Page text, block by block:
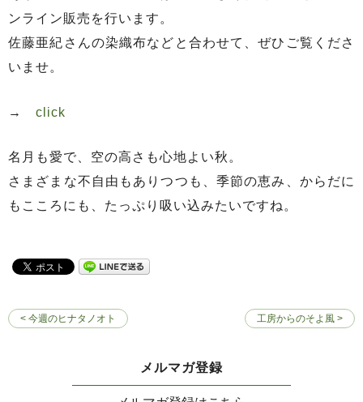
ンライン販売を行います。
佐藤亜紀さんの染織布などと合わせて、ぜひご覧くださ
いませ。
→ click
名月も愛で、空の高さも心地よい秋。
さまざまな不自由もありつつも、季節の恵み、からだに
もこころにも、たっぷり吸い込みたいですね。
< 今週のヒナタノオト 工房からのそよ風 >
メルマガ登録